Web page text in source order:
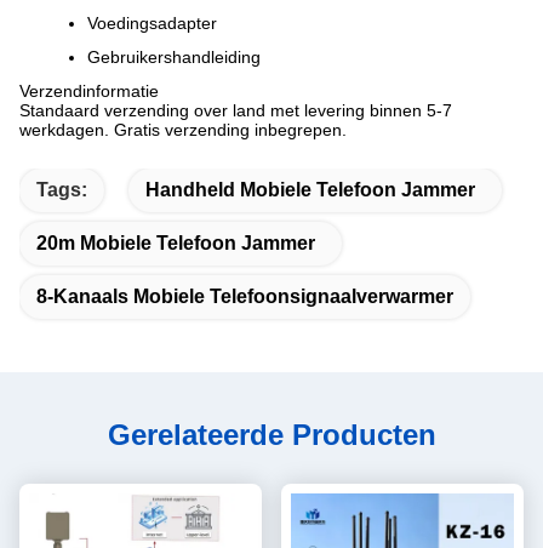
Voedingsadapter
Gebruikershandleiding
Verzendinformatie
Standaard verzending over land met levering binnen 5-7
werkdagen. Gratis verzending inbegrepen.
Tags: Handheld Mobiele Telefoon Jammer
20m Mobiele Telefoon Jammer
8-Kanaals Mobiele Telefoonsignaalverwarmer
Gerelateerde Producten